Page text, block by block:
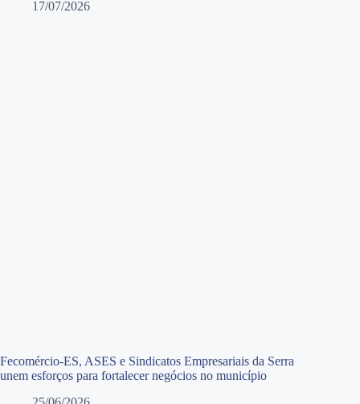
17/07/2026
Fecomércio-ES, ASES e Sindicatos Empresariais da Serra
unem esforços para fortalecer negócios no município